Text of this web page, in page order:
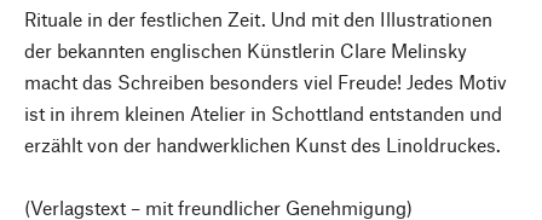
Rituale in der festlichen Zeit. Und mit den Illustrationen
der bekannten englischen Künstlerin Clare Melinsky
macht das Schreiben besonders viel Freude! Jedes Motiv
ist in ihrem kleinen Atelier in Schottland entstanden und
erzählt von der handwerklichen Kunst des Linoldruckes.
(Verlagstext – mit freundlicher Genehmigung)